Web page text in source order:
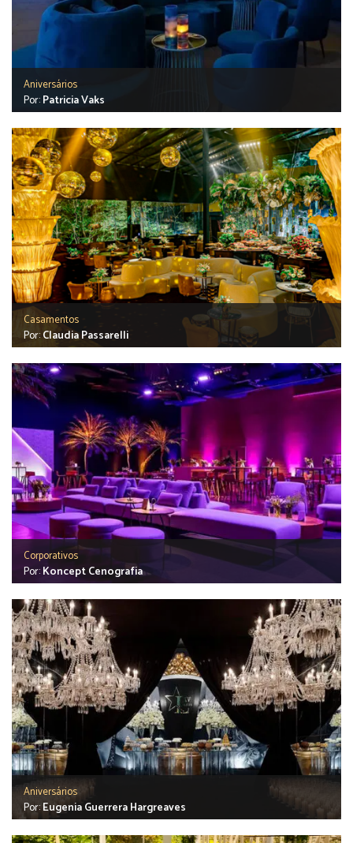
Aniversários
Por:Patricia Vaks
Casamentos
Por:Claudia Passarelli
Corporativos
Por:Koncept Cenografia
Aniversários
Por:Eugenia Guerrera Hargreaves